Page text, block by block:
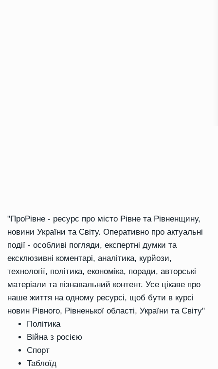
"ПроРівне - ресурс про місто Рівне та Рівненщину,
новини України та Світу. Оперативно про актуальні
події - особливі погляди, експертні думки та
ексклюзивні коментарі, аналітика, курйози,
технології, політика, економіка, поради, авторські
матеріали та пізнавальний контент. Усе цікаве про
наше життя на одному ресурсі, щоб бути в курсі
новин Рівного, Рівненької області, України та Світу"
Політика
Війна з росією
Спорт
Таблоїд